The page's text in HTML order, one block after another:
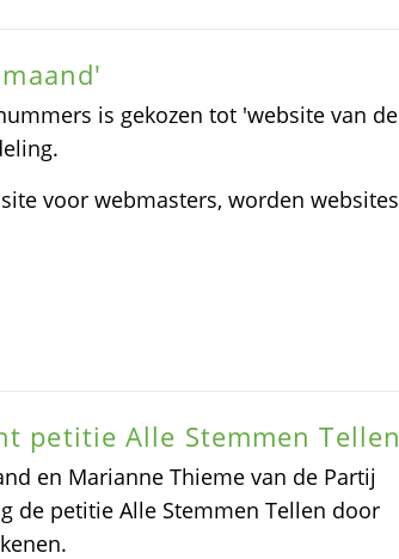
is gekozen tot 'website van de
voor webmasters, worden websites
petitie Alle Stemmen Tellen
en Marianne Thieme van de Partij
de petitie Alle Stemmen Tellen door